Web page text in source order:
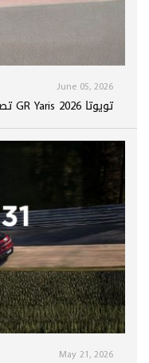
June 05, 2026
تويوتا GR Yaris 2026 تصل إلى الإمارات: سيارة راليات حقيقية ...
May 21, 2026